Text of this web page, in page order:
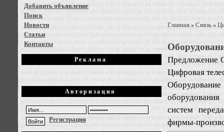
Добавить объявление
Поиск
Новости
Статьи
Контакты
Реклама
Авторизация
Регистрация
Главная»Связь»
Предложение
Цифровая
систем
фирмы-